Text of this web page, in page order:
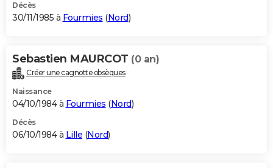
Décès
30/11/1985 à Fourmies (Nord)
Sebastien MAURCOT (0 an)
Créer une cagnotte obsèques
Naissance
04/10/1984 à Fourmies (Nord)
Décès
06/10/1984 à Lille (Nord)